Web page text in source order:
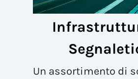
Un assortimento di